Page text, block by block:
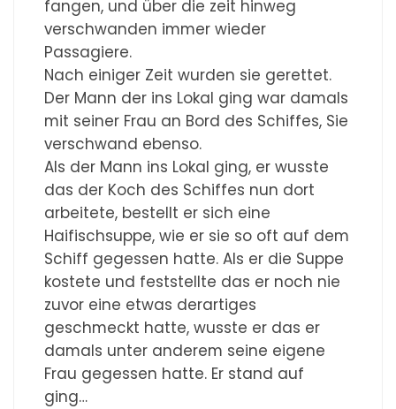
fangen, und über die zeit hinweg
verschwanden immer wieder
Passagiere.
Nach einiger Zeit wurden sie gerettet.
Der Mann der ins Lokal ging war damals
mit seiner Frau an Bord des Schiffes, Sie
verschwand ebenso.
Als der Mann ins Lokal ging, er wusste
das der Koch des Schiffes nun dort
arbeitete, bestellt er sich eine
Haifischsuppe, wie er sie so oft auf dem
Schiff gegessen hatte. Als er die Suppe
kostete und feststellte das er noch nie
zuvor eine etwas derartiges
geschmeckt hatte, wusste er das er
damals unter anderem seine eigene
Frau gegessen hatte. Er stand auf
ging…